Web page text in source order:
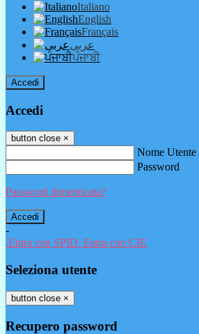
Italiano
English
Français
عربى
ਪੰਜਾਬੀ
Accedi
Accedi
button close ×
Nome Utente
Password
Password dimenticata?
-
Entra con SPID Entra con CIE
Seleziona utente
button close ×
Recupero password